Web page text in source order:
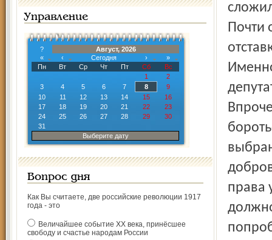
Управление
?
Август, 2026
«
‹ Сегодня ›
»
Пн
Вт Ср Чт Пт Сб
Вс
1
2
3
4 5 6 7 8
9
10
11 12 13 14 15
16
17
18 19 20 21 22
23
24
25 26 27 28 29
30
31
Выберите дату
Вопрос дня
Как Вы считаете, две российские революции 1917
года - это
Величайшее событие ХХ века, принёсшее
свободу и счастье народам России
Почти
права